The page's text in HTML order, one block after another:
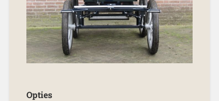
Opties